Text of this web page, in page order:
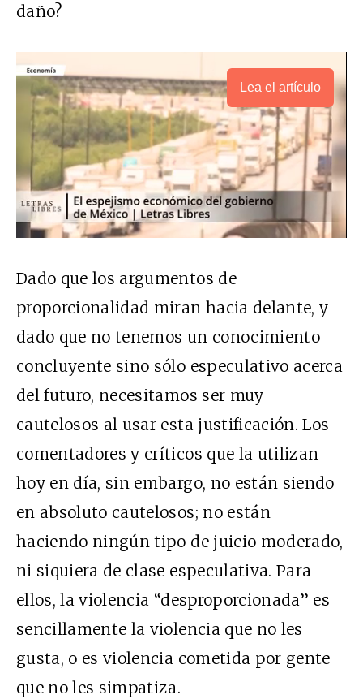
daño?
Lea el artículo
Dado que los argumentos de
proporcionalidad miran hacia delante, y
dado que no tenemos un conocimiento
concluyente sino sólo especulativo acerca
del futuro, necesitamos ser muy
cautelosos al usar esta justificación. Los
comentadores y críticos que la utilizan
hoy en día, sin embargo, no están siendo
en absoluto cautelosos; no están
haciendo ningún tipo de juicio moderado,
ni siquiera de clase especulativa. Para
ellos, la violencia “desproporcionada” es
sencillamente la violencia que no les
gusta, o es violencia cometida por gente
que no les simpatiza.